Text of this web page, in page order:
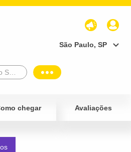
São Paulo, SP
chegar Avaliações